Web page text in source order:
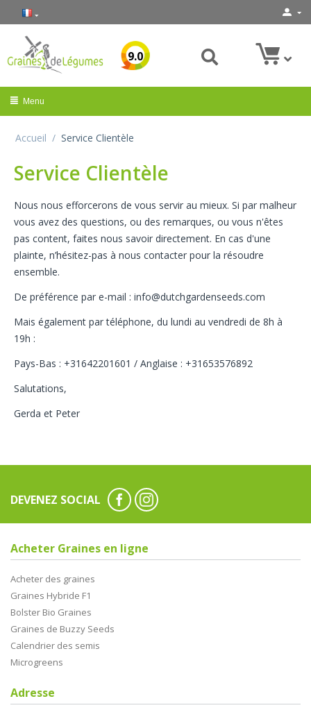
9.0
Menu
Accueil / Service Clientèle
Service Clientèle
Nous nous efforcerons de vous servir au mieux. Si par malheur
vous avez des questions, ou des remarques, ou vous n'êtes
pas content, faites nous savoir directement. En cas d'une
plainte, n’hésitez-pas à nous contacter pour la résoudre
ensemble.
De préférence par e-mail : info@dutchgardenseeds.com
Mais également par téléphone, du lundi au vendredi de 8h à
19h :
Pays-Bas : +31642201601 / Anglaise : +31653576892
Salutations,
Gerda et Peter
DEVENEZ SOCIAL
Acheter Graines en ligne
Acheter des graines
Graines Hybride F1
Bolster Bio Graines
Graines de Buzzy Seeds
Calendrier des semis
Microgreens
Adresse